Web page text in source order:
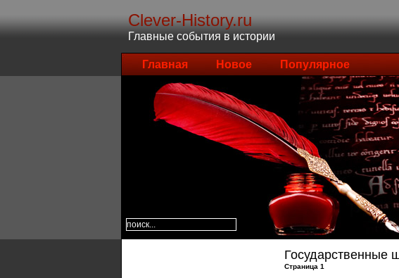
Clever-History.ru
Главные события в истории
Главная Новое Популярное
Государственные
Страница 1